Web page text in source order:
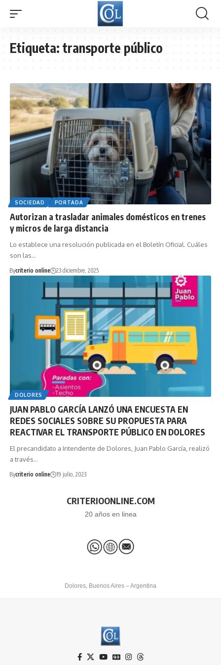
Etiqueta:transporte público
SOCIEDAD PORTADA
Autorizan a trasladar animales domésticos en trenes
y micros de larga distancia
Lo establece una resolución publicada en el Boletín Oficial. Cuáles
son las…
Bycriterio online 23 diciembre, 2025
DOLORES
JUAN PABLO GARCÍA LANZÓ UNA ENCUESTA EN
REDES SOCIALES SOBRE SU PROPUESTA PARA
REACTIVAR EL TRANSPORTE PÚBLICO EN DOLORES
El precandidato a Intendente de Dolores, Juan Pablo García, realizó
a través…
Bycriterio online 19 julio, 2023
CRITERIOONLINE.COM
20 años en linea
Dolores, Buenos Aires – Argentina